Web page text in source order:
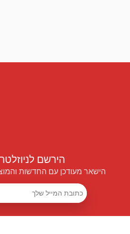
הירשם
הישאר מעודכן עם החדשות